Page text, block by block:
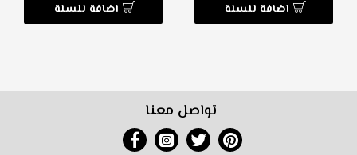
اضافة للسلة اضافة للسلة
تواصل معنا